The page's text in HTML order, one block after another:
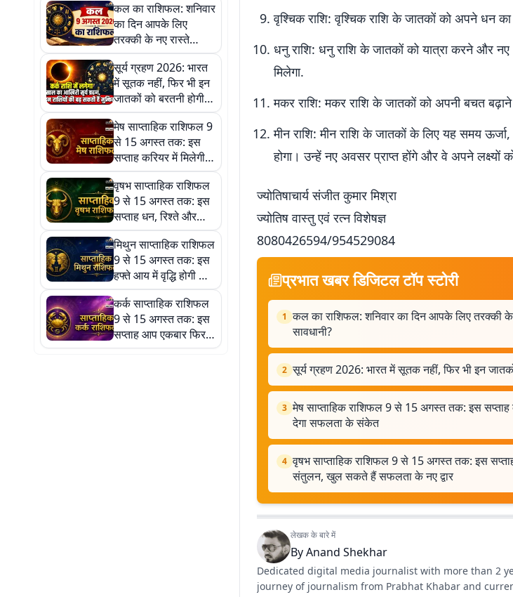
कल का राशिफल: शनिवार
का दिन आपके लिए
तरक्की के नए रास्ते
खोलेगा या रखनी होगी
थोड़ी सावधानी?
सूर्य ग्रहण 2026: भारत
में सूतक नहीं, फिर भी इन
जातकों को बरतनी होगी
खास सतर्कता
मेष साप्ताहिक राशिफल 9
से 15 अगस्त तक: इस
सप्ताह करियर में मिलेगी
नई जिम्मेदारी, भाग्य देगा
सफलता के संकेत
वृषभ साप्ताहिक राशिफल
9 से 15 अगस्त तक: इस
सप्ताह धन, रिश्ते और
करियर में मिलेगा संतुलन,
खुल सकते हैं सफलता के
नए द्वार
मिथुन साप्ताहिक राशिफल
9 से 15 अगस्त तक: इस
हफ्ते आय में वृद्धि होगी और
पुराने फंसे हुए धन की
प्राप्ति का योग है
कर्क साप्ताहिक राशिफल
9 से 15 अगस्त तक: इस
सप्ताह आप एकबार फिर
अपनी प्रगति पर पूरा
वृश्चिक राशि: वृश्चिक राशि के जातकों को अपने धन का
धनु राशि: धनु राशि के जातकों को यात्रा करने और
मिलेगा.
मकर राशि: मकर राशि के जातकों को अपनी बचत बढ़ाने
मीन राशि: मीन राशि के जातकों के लिए यह समय
होगा। उन्हें नए अवसर प्राप्त होंगे और वे अपने लक्ष्यों
ज्योतिषाचार्य संजीत कुमार मिश्रा
ज्योतिष वास्तु एवं रत्न विशेषज्ञ
8080426594/954529084
प्रभात खबर डिजिटल टॉप स्टोरी
1 कल का राशिफल: शनिवार का दिन आपके लिए तरक्की के
सावधानी?
2 सूर्य ग्रहण 2026: भारत में सूतक नहीं, फिर भी इन
3 मेष साप्ताहिक राशिफल 9 से 15 अगस्त तक: इस सप्ताह
देगा सफलता के संकेत
4 वृषभ साप्ताहिक राशिफल 9 से 15 अगस्त तक: इस
संतुलन, खुल सकते हैं सफलता के नए द्वार
लेखक के बारे में
ByAnand Shekhar
Dedicated digital media journalist with more than 2
journey of journalism from Prabhat Khabar and